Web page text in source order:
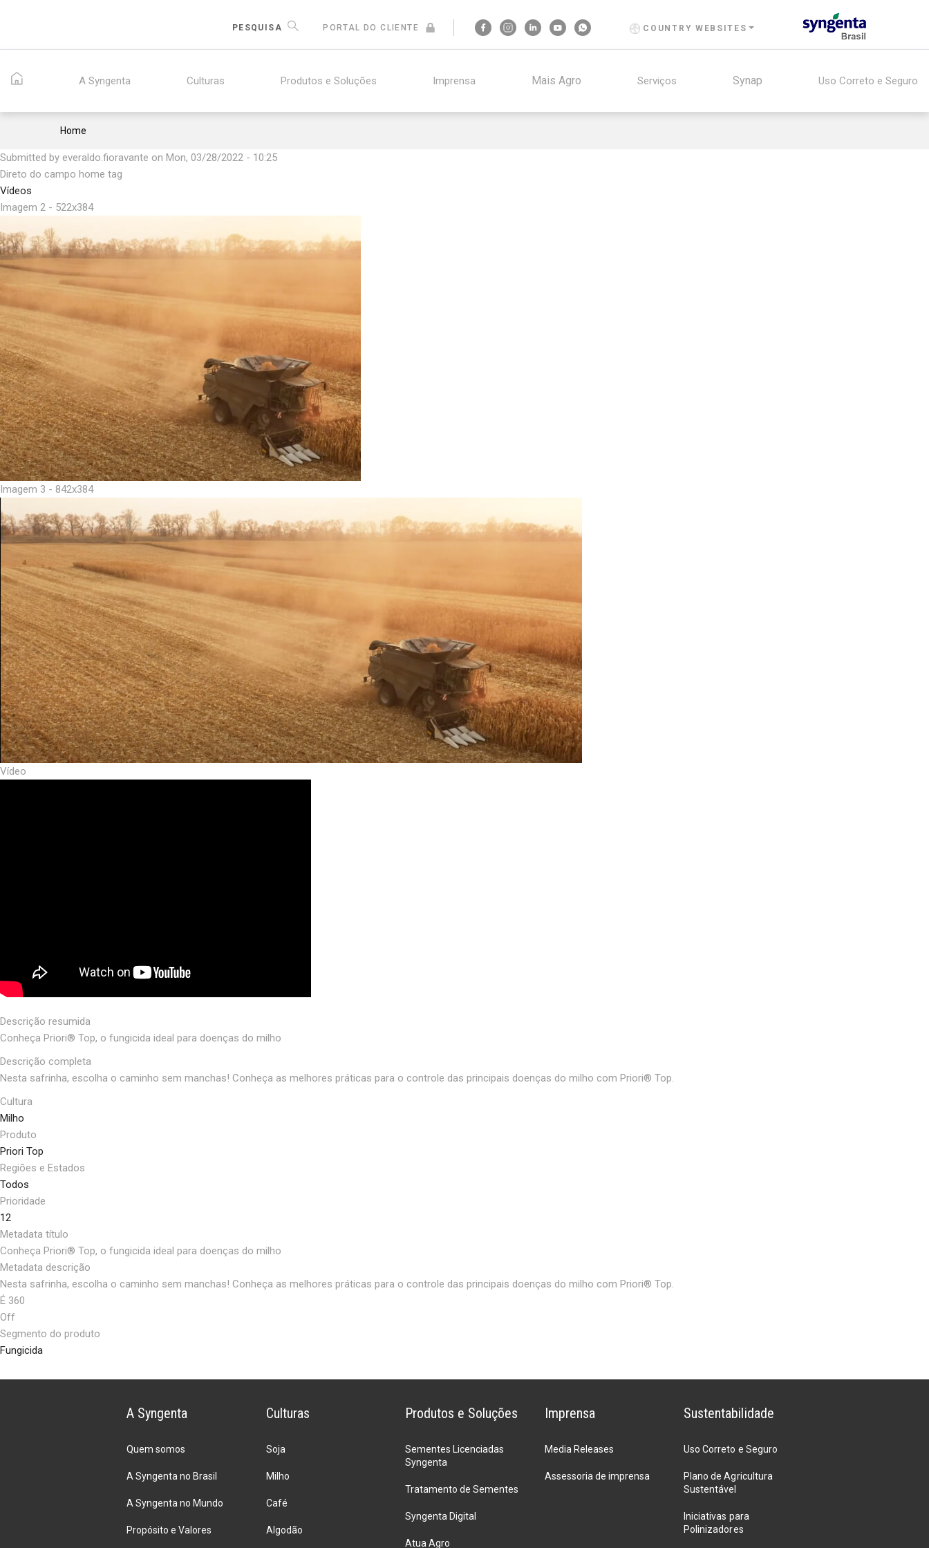
PESQUISA PORTAL DO CLIENTE COUNTRY WEBSITES
A Syngenta Culturas Produtos e Soluções Imprensa Mais Agro Serviços Synap Uso Correto e Seguro
Breadcrumb
Home
Submitted by everaldo.fioravante on Mon, 03/28/2022 - 10:25
Direto do campo home tag
Vídeos
Imagem 2 - 522x384
Imagem 3 - 842x384
Vídeo
Descrição resumida
Conheça Priori®️ Top, o fungicida ideal para doenças do milho
Descrição completa
Nesta safrinha, escolha o caminho sem manchas! Conheça as melhores práticas para o controle das principais doenças do milho com Priori®️ Top.
Cultura
Milho
Produto
Priori Top
Regiões e Estados
Todos
Prioridade
12
Metadata título
Conheça Priori®️ Top, o fungicida ideal para doenças do milho
Metadata descrição
Nesta safrinha, escolha o caminho sem manchas! Conheça as melhores práticas para o controle das principais doenças do milho com Priori®️ Top.
É 360
Off
Segmento do produto
Fungicida
A Syngenta
Quem somos
A Syngenta no Brasil
A Syngenta no Mundo
Propósito e Valores
Culturas
Soja
Milho
Café
Algodão
Produtos e Soluções
Sementes Licenciadas
Syngenta
Tratamento de Sementes
Syngenta Digital
Atua Agro
Imprensa
Media Releases
Assessoria de imprensa
Sustentabilidade
Uso Correto e Seguro
Plano de Agricultura
Sustentável
Iniciativas para
Polinizadores